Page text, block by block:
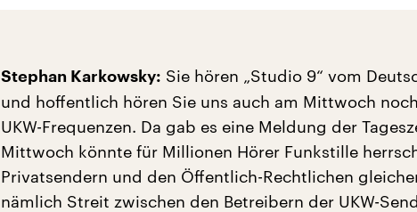
Stephan Karkowsky: Sie hören „Studio 9“ vom
und hoffentlich hören Sie uns auch am Mittwoch
UKW-Frequenzen. Da gab es eine Meldung der
Mittwoch könnte für Millionen Hörer Funkstille
Privatsendern und den Öffentlich-Rechtlichen
nämlich Streit zwischen den Betreibern der UKW-